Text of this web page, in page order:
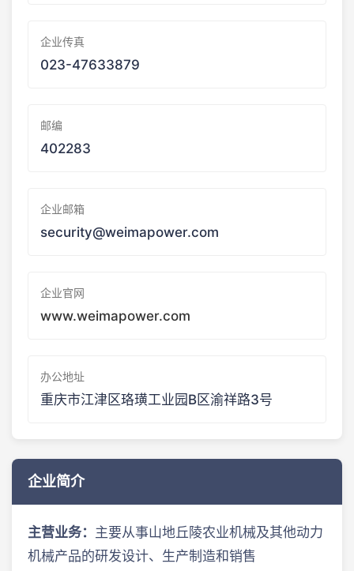
企业传真
023-47633879
邮编
402283
企业邮箱
security@weimapower.com
企业官网
www.weimapower.com
办公地址
重庆市江津区珞璜工业园B区渝祥路3号
企业简介
主营业务： 主要从事山地丘陵农业机械及其他动力
机械产品的研发设计、生产制造和销售